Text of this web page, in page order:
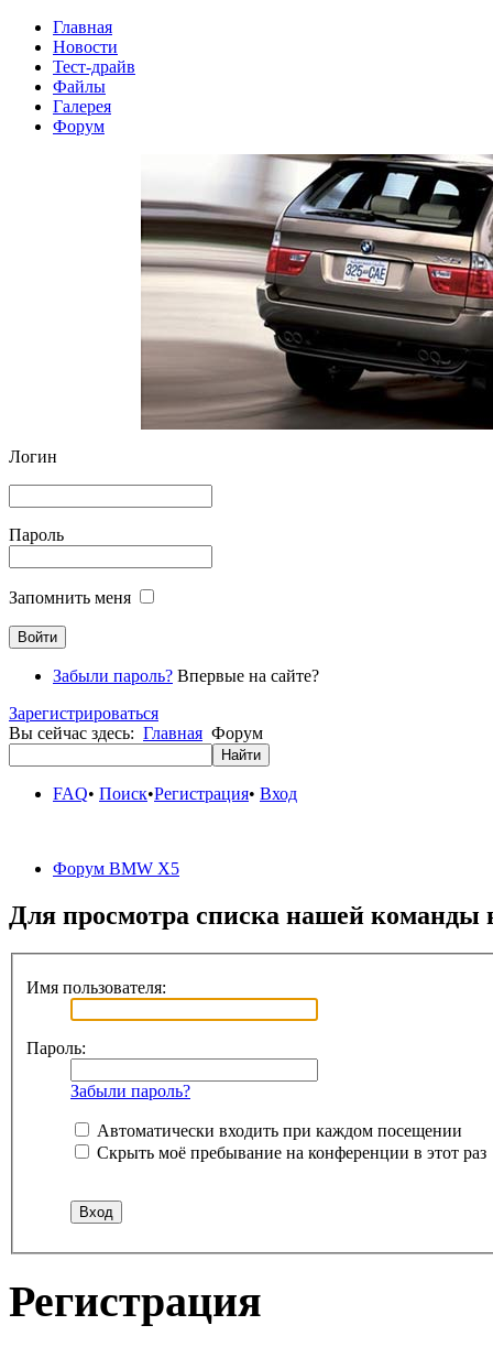
Главная
Новости
Тест-драйв
Файлы
Галерея
Форум
Логин
Пароль
Запомнить меня
Забыли пароль? Впервые на сайте?
Зарегистрироваться
Вы сейчас здесь: Главная Форум
FAQ• Поиск•Регистрация• Вход
Форум BMW X5
Для просмотра списка нашей
Имя пользователя:
Пароль:
Забыли пароль?
Автоматически входить при каждом посещении
Скрыть моё пребывание на конференции в этот раз
Регистрация